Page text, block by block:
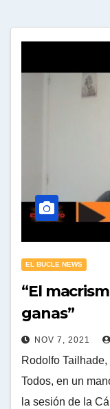
EL BUCLE NEWS
“El
ganas”
NOV 7, 2021
Rodolfo
Todos, en un
la sesión de la